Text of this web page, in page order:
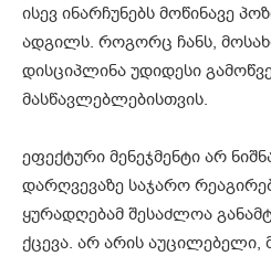
ისევ ინარჩუნებს მოწინავე
ადგილს. როგორც ჩანს,
დისციპლინა უდიდესი
მასწავლებლებისთვის.
ეფექტური მენეჯმენტი არ
დარღვევაზე საჯარო
ყურადღებამ შესაძლოა
ქცევა. არ არის აუცილებელი,